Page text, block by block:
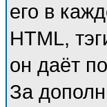
его в
HTML,
он даёт
За